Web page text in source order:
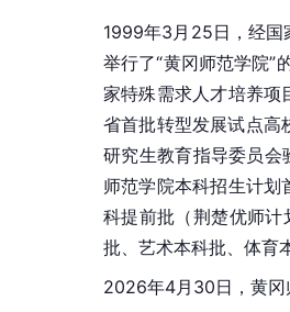
1999年3月25日，经国
举行了“黄冈师范学院”
家特殊需求人才培养项
省首批转型发展试点高
研究生教育指导委员
师范学院本科招生计
科提前批（荆楚优师
批、艺术本科批、体育
2026年4月30日，黄冈